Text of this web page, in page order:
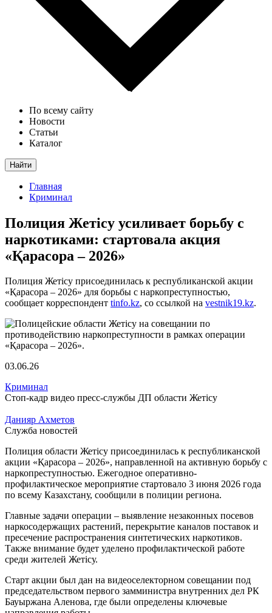
По всему сайту
Новости
Статьи
Каталог
Найти
Главная
Криминал
Полиция Жетісу усиливает борьбу с
наркотиками: стартовала акция
«Қарасора – 2026»
Полиция Жетісу присоединилась к республиканской акции
«Қарасора – 2026» для борьбы с наркопреступностью,
сообщает корреспондент tinfo.kz, со ссылкой на vestnik19.kz.
03.06.26
Криминал
Стоп-кадр видео пресс-службы ДП области Жетісу
Данияр Ахметов
Служба новостей
Полиция области Жетісу присоединилась к республиканской
акции «Қарасора – 2026», направленной на активную борьбу с
наркопреступностью. Ежегодное оперативно-
профилактическое мероприятие стартовало 3 июня 2026 года
по всему Казахстану, сообщили в полиции региона.
Главные задачи операции – выявление незаконных посевов
наркосодержащих растений, перекрытие каналов поставок и
пресечение распространения синтетических наркотиков.
Также внимание будет уделено профилактической работе
среди жителей Жетісу.
Старт акции был дан на видеоселекторном совещании под
председательством первого замминистра внутренних дел РК
Бауыржана Аленова, где были определены ключевые